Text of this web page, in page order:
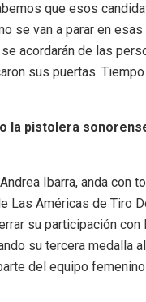
que esos
se van a parar en
acordarán de las
sus puertas.
la pistolera
Ibarra, anda con
Las Américas de Tiro
su participación con
su tercera medalla
del equipo